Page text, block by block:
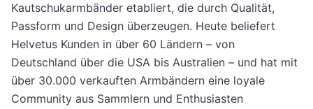
Kautschukarmbänder etabliert, die durch Qualität,
Passform und Design überzeugen. Heute beliefert
Helvetus Kunden in über 60 Ländern – von
Deutschland über die USA bis Australien – und hat mit
über 30.000 verkauften Armbändern eine loyale
Community aus Sammlern und Enthusiasten